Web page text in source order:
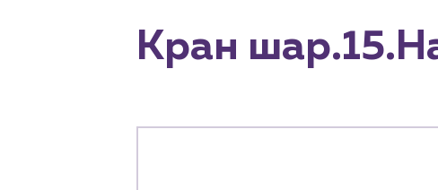
Кран